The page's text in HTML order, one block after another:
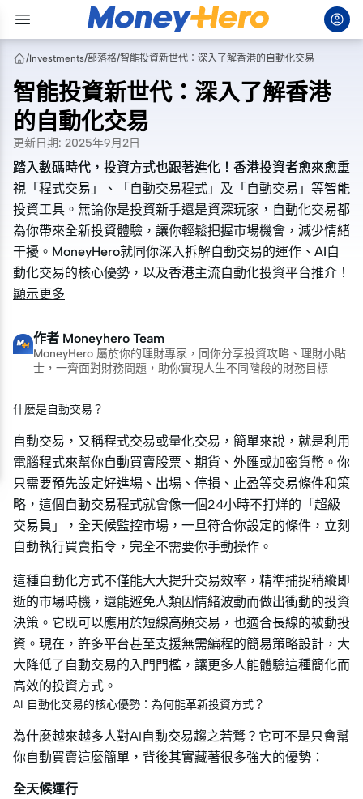
/Investments/部落格/智能投資新世代：深入了解香港的自動化交易
智能投資新世代：深入了解香港
的自動化交易
更新日期: 2025年9月2日
踏入數碼時代，投資方式也跟著進化！香港投資者愈來愈重
視「程式交易」、「自動交易程式」及「自動交易」等智能
投資工具。無論你是投資新手還是資深玩家，自動化交易都
為你帶來全新投資體驗，讓你輕鬆把握市場機會，減少情緒
干擾。MoneyHero就同你深入拆解自動交易的運作、AI自
動化交易的核心優勢，以及香港主流自動化投資平台推介！
踏入數碼時代，投資方式也跟著進化！香港投資者愈來愈重
視「程式交易」、「自動交易程式」及「自動交易」等智能
投資工具。無論你是投資新手還是資深玩家，自動化交易都
為你帶來全新投資體驗，讓你輕鬆把握市場機會，減少情緒
干擾。MoneyHero就同你深入拆解自動交易的運作、AI自
動化交易的核心優勢，以及香港主流自動化投資平台推介！
顯示更多
作者 Moneyhero Team
MoneyHero 屬於你的理財專家，同你分享投資攻略、理財小貼
士，一齊面對財務問題，助你實現人生不同階段的財務目標
什麼是自動交易？
自動交易，又稱程式交易或量化交易，簡單來說，就是利用
電腦程式來幫你自動買賣股票、期貨、外匯或加密貨幣。你
只需要預先設定好進場、出場、停損、止盈等交易條件和策
略，這個自動交易程式就會像一個24小時不打烊的「超級
交易員」，全天候監控市場，一旦符合你設定的條件，立刻
自動執行買賣指令，完全不需要你手動操作。
這種自動化方式不僅能大大提升交易效率，精準捕捉稍縱即
逝的市場時機，還能避免人類因情緒波動而做出衝動的投資
決策。它既可以應用於短線高頻交易，也適合長線的被動投
資。現在，許多平台甚至支援無需編程的簡易策略設計，大
大降低了自動交易的入門門檻，讓更多人能體驗這種簡化而
高效的投資方式。
AI 自動化交易的核心優勢：為何能革新投資方式？
為什麼越來越多人對AI自動交易趨之若鶩？它可不是只會幫
你自動買賣這麼簡單，背後其實藏著很多強大的優勢：
全天候運行